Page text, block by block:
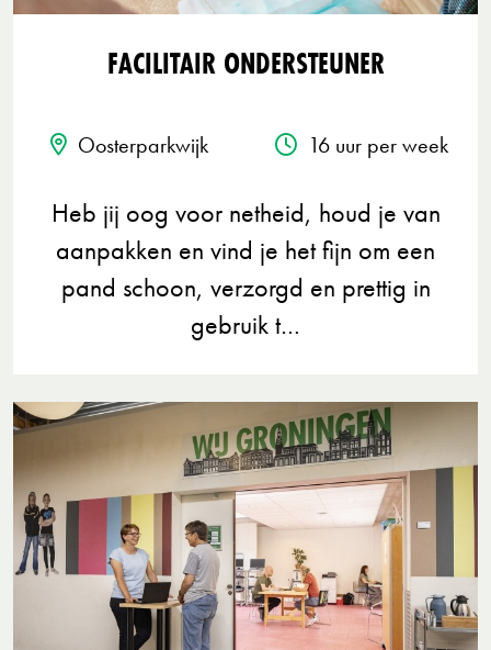
FACILITAIR ONDERSTEUNER
Oosterparkwijk 16 uur per week
Heb jij oog voor netheid, houd je van
aanpakken en vind je het fijn om een
pand schoon, verzorgd en prettig in
gebruik t…